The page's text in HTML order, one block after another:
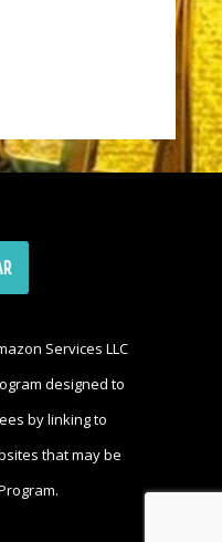
Services LLC
designed to
by linking to
that may be